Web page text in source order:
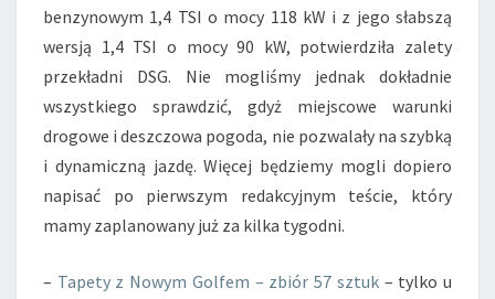
benzynowym 1,4 TSI o mocy 118 kW i z jego słabszą
wersją 1,4 TSI o mocy 90 kW, potwierdziła zalety
przekładni DSG. Nie mogliśmy jednak dokładnie
wszystkiego sprawdzić, gdyż miejscowe warunki
drogowe i deszczowa pogoda, nie pozwalały na szybką
i dynamiczną jazdę. Więcej będziemy mogli dopiero
napisać po pierwszym redakcyjnym teście, który
mamy zaplanowany już za kilka tygodni.
– Tapety z Nowym Golfem – zbiór 57 sztuk– tylko u